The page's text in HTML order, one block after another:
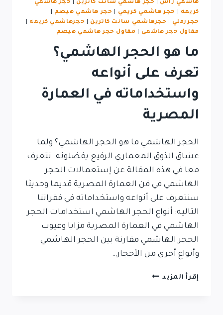
هاشمي راس حجر هاشمي سانت كاترين
حجر هاشمي
كريمه
حجر هاشمي كريمي حجر هاشمي هيصم
حجررملي
حجرهاشمي سانت كاترين حجرهاشمي كريمه
مقاول حجر هاشمى
مقاول حجر هاشمي هيصم
ما هو الحجر الهاشمي؟
تعرف على أنواعه
واستخداماته في العمارة
المصرية
الحجر الهاشمي ما هو الحجر الهاشمي؟ ولما
عشاق الذوق المعماري الرفيع يفضلونه. نتعرف
معا في هذه المقالة عن إستعمالات الحجر
الهاشمي في فن العمارة المصرية قديما وحديثا
سنتعرف على أنواعه واستخداماته في فقراتنا
التاليه: أنواع الحجر الهاشمي استخدامات الحجر
الهاشمي في العمارة المصرية مزايا وعيوب
الحجر الهاشمي مقارنة بين الحجر الهاشمي
وأنواع أخرى من الأحجار…
إقرأ المزيد ما